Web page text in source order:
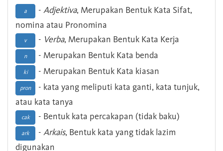
a - Adjektiva, Merupakan Bentuk Kata Sifat,
nomina atau Pronomina
v - Verba, Merupakan Bentuk Kata Kerja
n - Merupakan Bentuk Kata benda
ki - Merupakan Bentuk Kata kiasan
pron
- kata yang meliputi kata ganti, kata tunjuk,
atau kata tanya
cak - Bentuk kata percakapan (tidak baku)
ark - Arkais, Bentuk kata yang tidak lazim
digunakan